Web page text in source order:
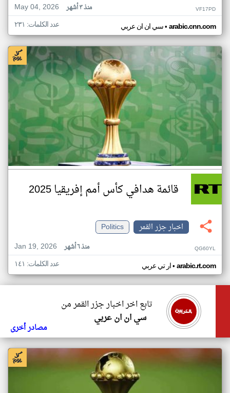
May 04, 2026
منذ ٣ أشهر VF17PD
سي ان ان عربي• arabic.cnn.com عدد الكلمات: ٢٣١
قائمة هدافي كأس أمم إفريقيا 2025
اخبار جزر القمر
Politics
Jan 19, 2026
منذ ٦ أشهر QG60YL
ار تي عربي• arabic.rt.com عدد الكلمات: ١٤١
تابع اخر اخبار جزر القمر من
سي ان ان عربي
مصادر أخرى